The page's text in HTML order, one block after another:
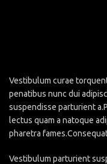
Vestibulum curae
penatibus nunc dui
suspendisse parturient
lectus quam a natoque
pharetra
Vestibulum parturient